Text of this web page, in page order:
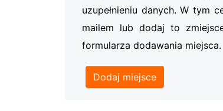
uzupełnieniu danych. W tym
mailem lub dodaj to
formularza dodawania miejsca.
Dodaj miejsce